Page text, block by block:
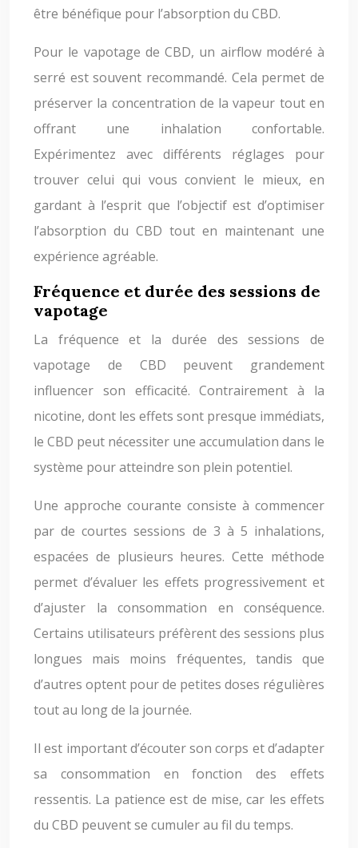
être bénéfique pour l’absorption du CBD.
Pour le vapotage de CBD, un airflow modéré à
serré est souvent recommandé. Cela permet de
préserver la concentration de la vapeur tout en
offrant une inhalation confortable.
Expérimentez avec différents réglages pour
trouver celui qui vous convient le mieux, en
gardant à l’esprit que l’objectif est d’optimiser
l’absorption du CBD tout en maintenant une
expérience agréable.
Fréquence et durée des sessions de
vapotage
La fréquence et la durée des sessions de
vapotage de CBD peuvent grandement
influencer son efficacité. Contrairement à la
nicotine, dont les effets sont presque immédiats,
le CBD peut nécessiter une accumulation dans le
système pour atteindre son plein potentiel.
Une approche courante consiste à commencer
par de courtes sessions de 3 à 5 inhalations,
espacées de plusieurs heures. Cette méthode
permet d’évaluer les effets progressivement et
d’ajuster la consommation en conséquence.
Certains utilisateurs préfèrent des sessions plus
longues mais moins fréquentes, tandis que
d’autres optent pour de petites doses régulières
tout au long de la journée.
Il est important d’écouter son corps et d’adapter
sa consommation en fonction des effets
ressentis. La patience est de mise, car les effets
du CBD peuvent se cumuler au fil du temps.